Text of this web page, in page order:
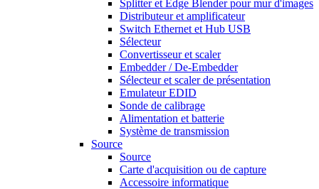
Splitter et Edge Blender pour mur d'images
Distributeur et amplificateur
Switch Ethernet et Hub USB
Sélecteur
Convertisseur et scaler
Embedder / De-Embedder
Sélecteur et scaler de présentation
Emulateur EDID
Sonde de calibrage
Alimentation et batterie
Système de transmission
Source
Source
Carte d'acquisition ou de capture
Accessoire informatique